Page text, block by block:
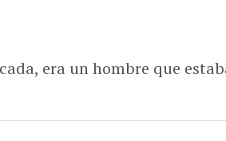
era un hombre que